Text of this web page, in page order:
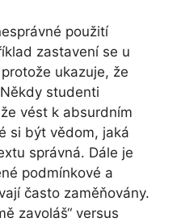
použití
zastavení se u
ukazuje, že
studenti
vést k absurdním
si být vědom, jaká
správná. Dále je
podmínkové a
často zaměňovány.
zavoláš“ versus